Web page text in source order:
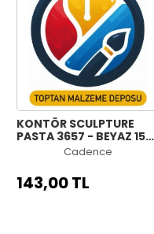
KONTÖR SCULPTURE
PASTA 3657 - BEYAZ 150
Cadence
143,00 TL